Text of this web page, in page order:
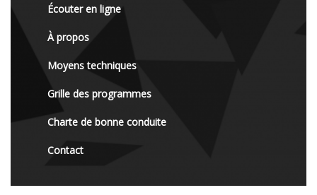
Écouter en ligne
À propos
Moyens techniques
Grille des programmes
Charte de bonne conduite
Contact